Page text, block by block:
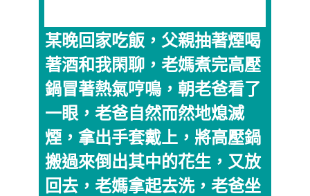
某晚回家吃飯，父親抽著煙喝
著酒和我閑聊，老媽煮完高壓
鍋冒著熱氣哼鳴，朝老爸看了
一眼，老爸自然而然地熄滅
煙，拿出手套戴上，將高壓鍋
搬過來倒出其中的花生，又放
回去，老媽拿起去洗，老爸坐